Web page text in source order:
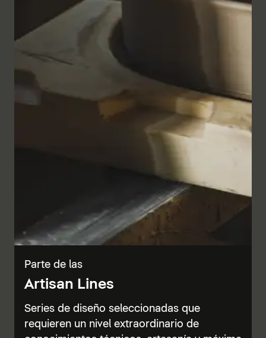
Parte de las
Artisan Lines
Series de diseño seleccionadas que
requieren un nivel extraordinario de